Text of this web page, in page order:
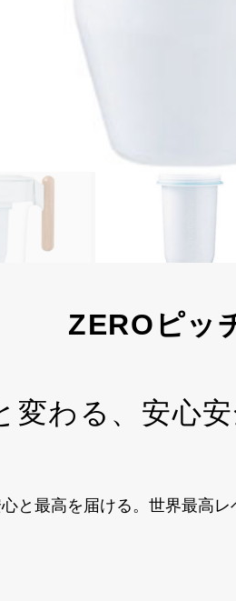
ZEROピッ
変わる、安心
と最高を届ける。世界最高